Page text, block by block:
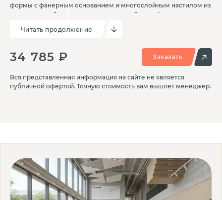
формы с фанерным основанием и многослойным настилом из
ППУ и ПВВ. Обивка выполняется из мебельной ткани или
искусственной кожи и подбирается по каталогу. Спинка и
сиденье соединяются между собой мебельными зацепами,
элементов. Солана подходит для зон ожидания, общественных
интерьеров и открытых пространств, где важны гибкость
планировки и визуальная цельность.
Читать продолжение
34 785 ₽ Заказать
Вся представленная информация на сайте не является
публичной офертой. Точную стоимость вам вышлет менеджер.